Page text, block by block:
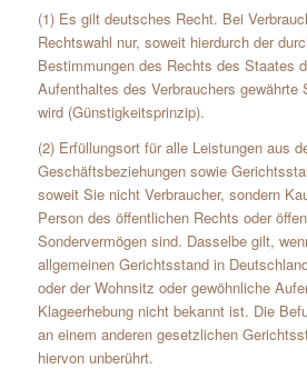
(1) Es gilt deutsches Recht. Bei
Rechtswahl nur, soweit hierdurch der
Bestimmungen des Rechts des Staates
Aufenthaltes des Verbrauchers gewährte
wird (Günstigkeitsprinzip).
(2) Erfüllungsort für alle Leistungen aus
Geschäftsbeziehungen sowie
soweit Sie nicht Verbraucher, sondern
Person des öffentlichen Rechts oder
Sondervermögen sind. Dasselbe gilt,
allgemeinen Gerichtsstand in
oder der Wohnsitz oder gewöhnliche
Klageerhebung nicht bekannt ist. Die
an einem anderen gesetzlichen
hiervon unberührt.